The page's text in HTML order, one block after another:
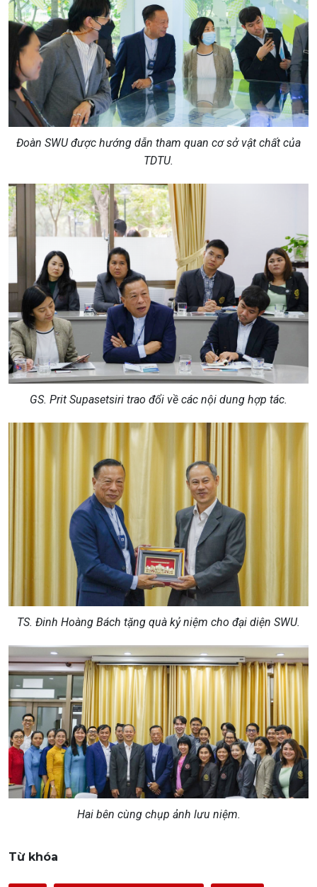
Đoàn SWU được hướng dẫn tham quan cơ sở vật chất của
TDTU.
GS. Prit Supasetsiri trao đổi về các nội dung hợp tác.
TS. Đinh Hoàng Bách tặng quà kỷ niệm cho đại diện SWU.
Hai bên cùng chụp ảnh lưu niệm.
Từ khóa